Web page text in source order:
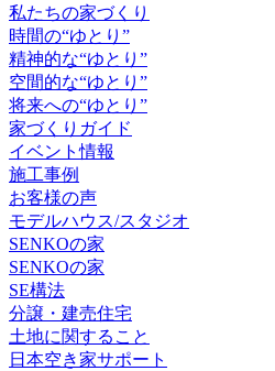
私たちの家づくり
時間の“ゆとり”
精神的な“ゆとり”
空間的な“ゆとり”
将来への“ゆとり”
家づくりガイド
イベント情報
施工事例
お客様の声
モデルハウス/スタジオ
SENKOの家
SENKOの家
SE構法
分譲・建売住宅
土地に関すること
日本空き家サポート